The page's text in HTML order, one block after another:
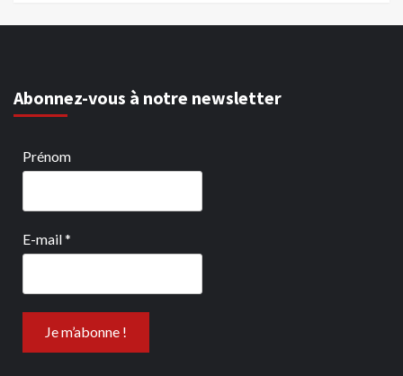
Abonnez-vous à notre newsletter
Prénom
E-mail*